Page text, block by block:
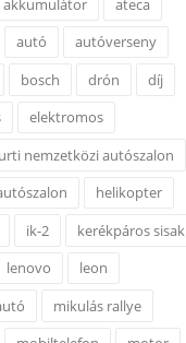
akkumulátor
ateca
autó
autóverseny
bosch drón
díj
elektromos
nemzetközi autószalon
helikopter
ik-2
kerékpáros sisak
lenovo
leon
mikulás rallye